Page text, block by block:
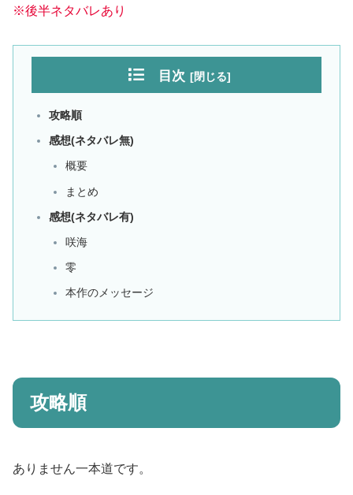
※後半ネタバレあり
目次
攻略順
感想(ネタバレ無)
概要
まとめ
感想(ネタバレ有)
咲海
零
本作のメッセージ
攻略順
ありません一本道です。